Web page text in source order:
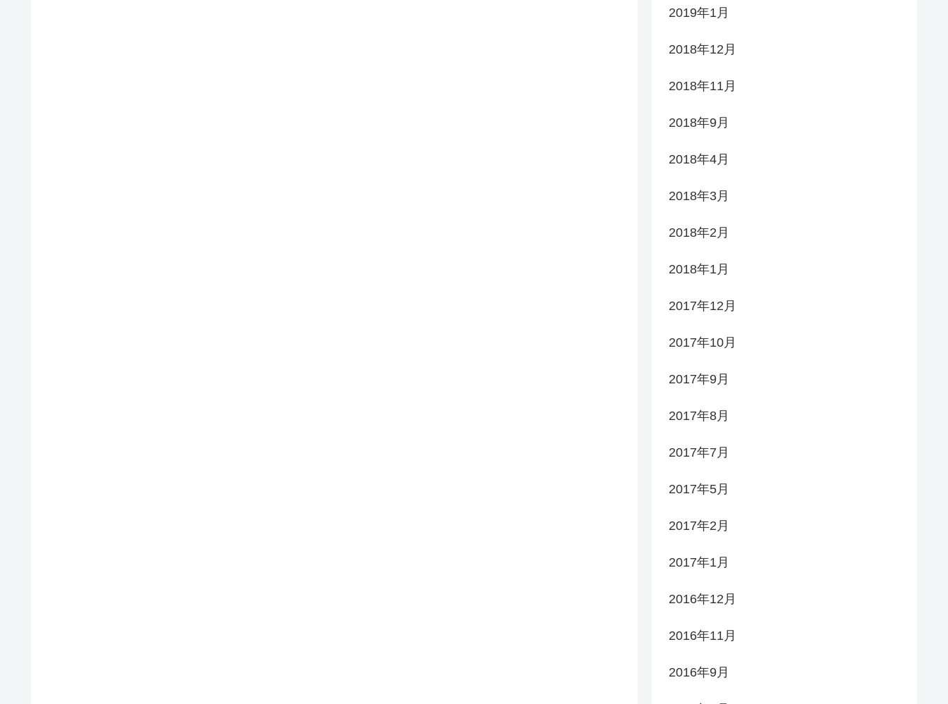
2019年1月
2018年12月
2018年11月
2018年9月
2018年4月
2018年3月
2018年2月
2018年1月
2017年12月
2017年10月
2017年9月
2017年8月
2017年7月
2017年5月
2017年2月
2017年1月
2016年12月
2016年11月
2016年9月